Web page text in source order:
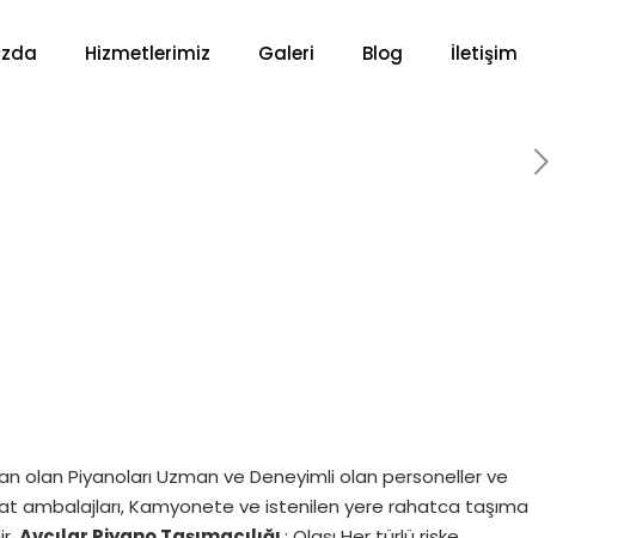
Hizmetlerimiz Galeri Blog İletişim
olan Piyanoları Uzman ve Deneyimli olan personeller ve
ambalajları, Kamyonete ve istenilen yere rahatca taşıma